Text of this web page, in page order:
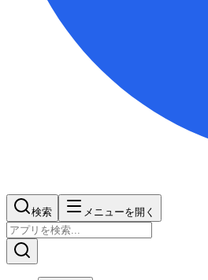
検索 メニューを開く